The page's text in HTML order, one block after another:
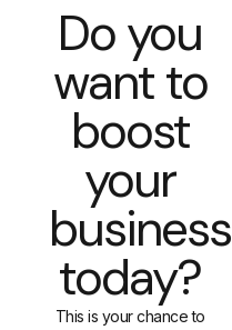
Do you
want to
boost
your
business
today?
This is your chance to